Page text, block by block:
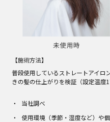
【施術方法】
普段使用しているストレートアイロ
きの髪の仕上がりを検証（設定温度
当社調べ
使用環境（季節・湿度など）や